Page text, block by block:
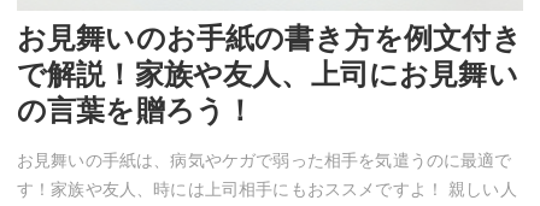
お見舞いのお手紙の書き方を例文付き
で解説！家族や友人、上司にお見舞い
の言葉を贈ろう！
お見舞いの手紙は、病気やケガで弱った相手を気遣うのに最適で
す！家族や友人、時には上司相手にもおススメですよ！ 親しい人